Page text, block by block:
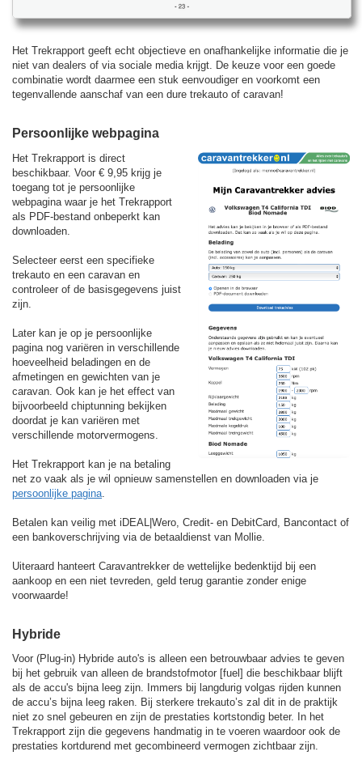
Het Trekrapport geeft echt objectieve en onafhankelijke informatie die je
niet van dealers of via sociale media krijgt. De keuze voor een goede
combinatie wordt daarmee een stuk eenvoudiger en voorkomt een
tegenvallende aanschaf van een dure trekauto of caravan!
Persoonlijke webpagina
Het Trekrapport is direct
beschikbaar. Voor € 9,95 krijg je
toegang tot je persoonlijke
webpagina waar je het Trekrapport
als PDF-bestand onbeperkt kan
downloaden.
Selecteer eerst een specifieke
trekauto en een caravan en
controleer of de basisgegevens juist
zijn.
Later kan je op je persoonlijke
pagina nog variëren in verschillende
hoeveelheid beladingen en de
afmetingen en gewichten van je
caravan. Ook kan je het effect van
bijvoorbeeld chiptunning bekijken
doordat je kan variëren met
verschillende motorvermogens.
Het Trekrapport kan je na betaling
net zo vaak als je wil opnieuw samenstellen en downloaden via je
persoonlijke pagina
Betalen kan veilig met iDEAL|Wero, Credit- en DebitCard, Bancontact of
een bankoverschrijving via de betaaldienst van Mollie.
Uiteraard hanteert Caravantrekker de wettelijke bedenktijd bij een
aankoop en een niet tevreden, geld terug garantie zonder enige
voorwaarde!
Hybride
Voor (Plug-in) Hybride auto's is alleen een betrouwbaar advies te geven
bij het gebruik van alleen de brandstofmotor [fuel] die beschikbaar blijft
als de accu's bijna leeg zijn. Immers bij langdurig volgas rijden kunnen
de accu’s bijna leeg raken. Bij sterkere trekauto’s zal dit in de praktijk
niet zo snel gebeuren en zijn de prestaties kortstondig beter. In het
Trekrapport zijn die gegevens handmatig in te voeren waardoor ook de
prestaties kortdurend met gecombineerd vermogen zichtbaar zijn.